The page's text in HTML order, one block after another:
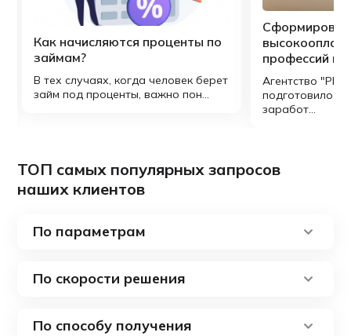
Как начисляются проценты по
займам?
В тех случаях, когда человек берет
займ под проценты, важно пон...
Сформирован
профессий в
Агентство "РИА
подготовило
заработ...
ТОП самых популярных запросов
наших клиентов
По параметрам
По скорости решения
По способу получения